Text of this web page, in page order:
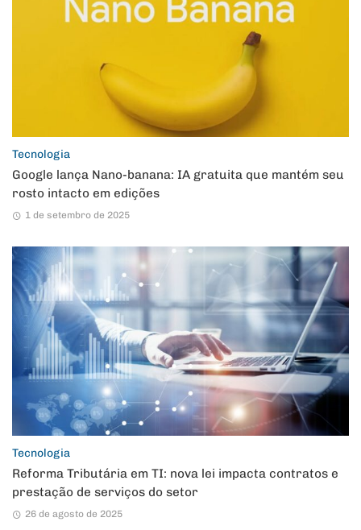
Tecnologia
Google lança Nano-banana: IA gratuita que mantém seu
rosto intacto em edições
1 de setembro de 2025
Tecnologia
Reforma Tributária em TI: nova lei impacta contratos e
prestação de serviços do setor
26 de agosto de 2025